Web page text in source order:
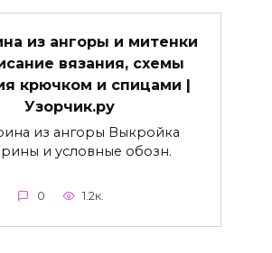
из ангоры и митенки
вязания, схемы
крючком и спицами |
Узорчик.ру
из ангоры Выкройка
и условные обозн.
0 1.2к.